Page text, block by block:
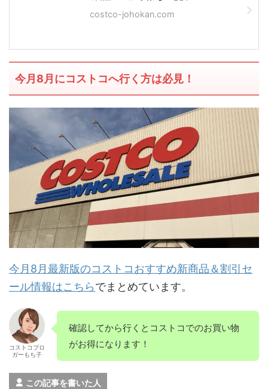
costco-johokan.com
今月8月にコストコへ行く方は必見！
今月8月最新版のコストコおすすめ新商品＆割引セ
ール情報はこちらでまとめています。
コストコブロ
ガーもち子
確認してから行くとコストコでのお買い物
がお得になります！
この記事を書いた人